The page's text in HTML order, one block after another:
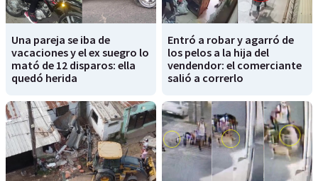
Una pareja se iba de
vacaciones y el ex suegro lo
mató de 12 disparos: ella
quedó herida
Entró a robar y agarró de
los pelos a la hija del
vendendor: el comerciante
salió a correrlo